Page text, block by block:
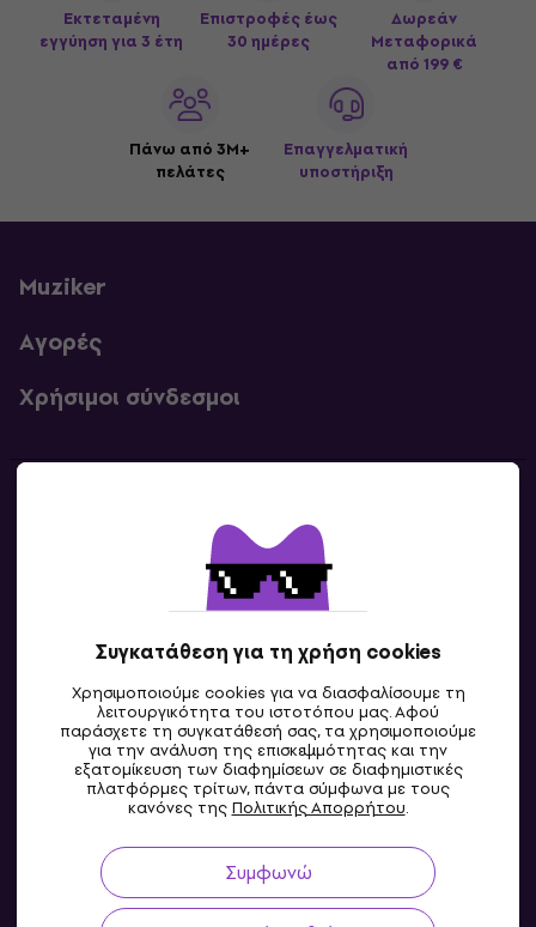
Συγκατάθεση για τη χρήση cookies
Χρησιμοποιούμε cookies για να διασφαλίσουμε τη
λειτουργικότητα του ιστοτόπου μας. Αφού
παράσχετε τη συγκατάθεσή σας, τα χρησιμοποιούμε
για την ανάλυση της επισκεψιμότητας και την
εξατομίκευση των διαφημίσεων σε διαφημιστικές
πλατφόρμες τρίτων, πάντα σύμφωνα με τους
κανόνες τηςΠολιτικής Απορρήτου.
Συμφωνώ
Εκτεταμένη
εγγύηση για 3 έτη
Επιστροφές έως
30 ημέρες
Δωρεάν
Μεταφορικά
από 199 €
Πάνω από 3M+
πελάτες
Επαγγελματική
υποστήριξη
Muziker
Αγορές
Χρήσιμοι σύνδεσμοι
Επικοινωνία
GR